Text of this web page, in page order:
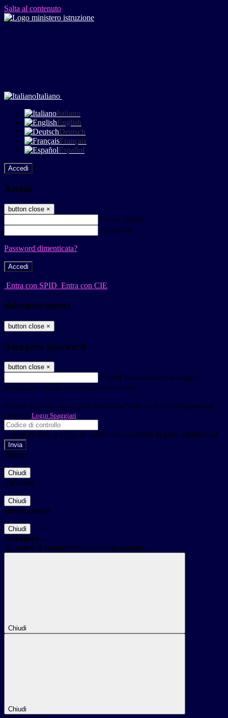
Salta al contenuto
Italiano
Italiano
English
Deutsch
Français
Español
Accedi
Accedi
button close ×
Nome Utente
Password
Password dimenticata?
-
Entra con SPID Entra con CIE
Seleziona utente
button close ×
Recupero password
button close ×
E-mail Verrà inviato un messaggio
all'indirizzo indicato con le istruzioni necessarie.
Non hai una e-mail associata al nome utente? Effettua il reset della password
tramite la Login Spaggiari
E-mail inviata, si prega di controllare la casella di posta elettronica!
Errore
Chiudi
Successo
Chiudi
Informazione
Chiudi
Attendere...
Attendere il completamento dell'operazione...
Chiudi
Chiudi